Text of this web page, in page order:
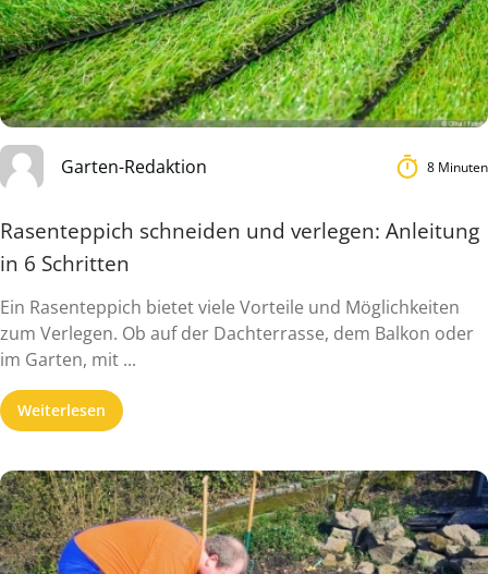
Garten-Redaktion 8 Minuten
Rasenteppich schneiden und verlegen: Anleitung
in 6 Schritten
Ein Rasenteppich bietet viele Vorteile und Möglichkeiten
zum Verlegen. Ob auf der Dachterrasse, dem Balkon oder
im Garten, mit ...
Weiterlesen